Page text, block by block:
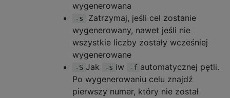
wygenerowana
-s
Zatrzymaj, jeśli cel zostanie
wygenerowany, nawet jeśli nie
wszystkie liczby zostały wcześniej
wygenerowane
-S Jak -s iw -f automatycznej pętli.
Po wygenerowaniu celu znajdź
pierwszy numer, który nie został